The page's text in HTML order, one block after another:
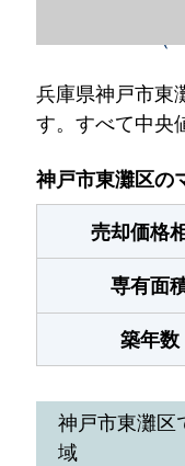
兵庫県神戸市東
す。すべて中央
神戸市東灘区の
売却価格
専有面
築年数
神戸市東灘区
域